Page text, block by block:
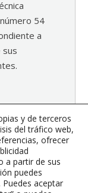
54
a
sus
en el
Internet
y de terceros
del tráfico web,
ofrecer
a partir de sus
puedes
. Puedes aceptar